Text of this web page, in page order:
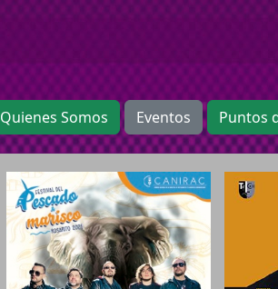
Quienes Somos Eventos Puntos